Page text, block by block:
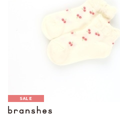
SALE